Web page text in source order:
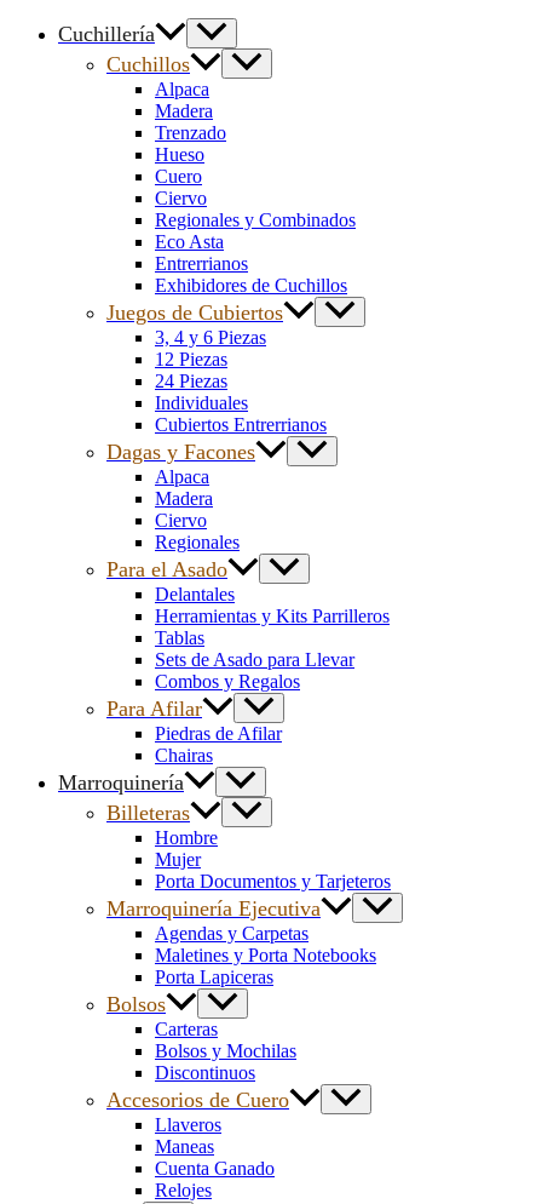
Cuchillería
Cuchillos
Alpaca
Madera
Trenzado
Hueso
Cuero
Ciervo
Regionales y Combinados
Eco Asta
Entrerrianos
Exhibidores de Cuchillos
Juegos de Cubiertos
3, 4 y 6 Piezas
12 Piezas
24 Piezas
Individuales
Cubiertos Entrerrianos
Dagas y Facones
Alpaca
Madera
Ciervo
Regionales
Para el Asado
Delantales
Herramientas y Kits Parrilleros
Tablas
Sets de Asado para Llevar
Combos y Regalos
Para Afilar
Piedras de Afilar
Chairas
Marroquinería
Billeteras
Hombre
Mujer
Porta Documentos y Tarjeteros
Marroquinería Ejecutiva
Agendas y Carpetas
Maletines y Porta Notebooks
Porta Lapiceras
Bolsos
Carteras
Bolsos y Mochilas
Discontinuos
Accesorios de Cuero
Llaveros
Maneas
Cuenta Ganado
Relojes